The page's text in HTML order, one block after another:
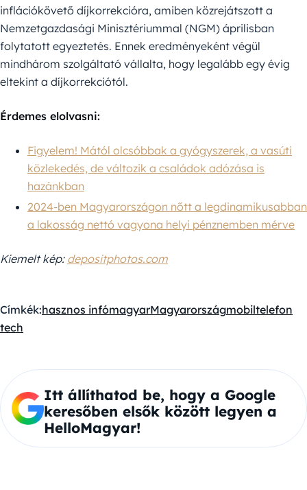
inflációkövető díjkorrekcióra, amiben közrejátszott a
Nemzetgazdasági Minisztériummal (NGM) áprilisban
folytatott egyeztetés. Ennek eredményeként végül
mindhárom szolgáltató vállalta, hogy legalább egy évig
eltekint a díjkorrekciótól.
Érdemes elolvasni:
Figyelem! Mától olcsóbbak a gyógyszerek, a vasúti
közlekedés, de változik a családok adózása is
hazánkban
2024-ben Magyarországon nőtt a legdinamikusabban
a lakosság nettó vagyona helyi pénznemben mérve
Kiemelt kép: depositphotos.com
Címkék:hasznos infómagyarMagyarországmobiltelefon
tech
Itt állíthatod be, hogy a Google
keresőben elsők között legyen a
HelloMagyar!